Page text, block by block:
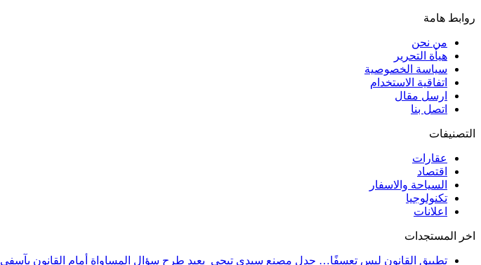
روابط هامة
من نحن
هيأة التحرير
سياسة الخصوصية
اتفاقية الاستخدام
ارسل مقال
اتصل بنا
التصنيفات
عقارات
اقتصاد
السياحة والاسفار
تكنولوجيا
اعلانات
اخر المستجدات
تطبيق القانون ليس تعسفًا… جدل مصنع سيدي تيجي يعيد طرح سؤال المساواة أمام القانون بآسفي